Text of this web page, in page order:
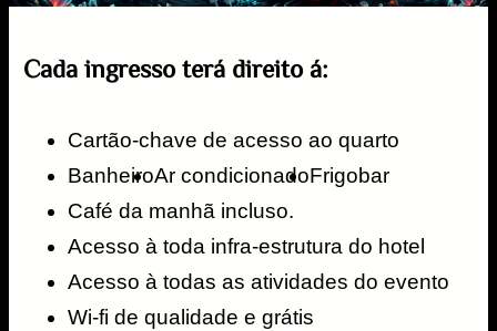
Cada ingresso terá direito á:
Cartão-chave de acesso ao quarto​
BanheiroAr condicionado​Frigobar
Café da manhã incluso.​
Acesso à toda infra-estrutura do hotel​
Acesso à todas as atividades do evento​
Wi-fi de qualidade e grátis​